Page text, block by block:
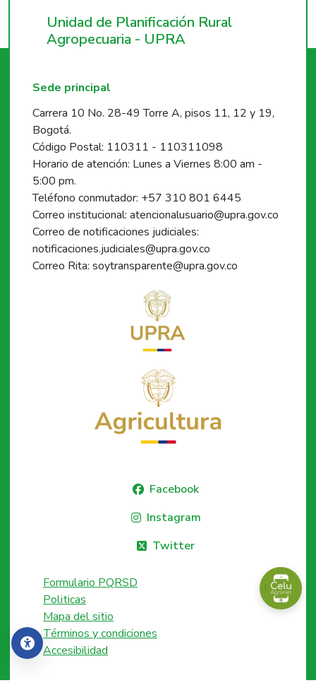
Accesibilidad
Unidad de Planificación Rural
Agropecuaria - UPRA
Sede principal
Carrera 10 No. 28-49 Torre A, pisos 11, 12 y 19,
Bogotá.
Código Postal: 110311 - 110311098
Horario de atención: Lunes a Viernes 8:00 am -
5:00 pm.
Teléfono conmutador: +57 310 801 6445
Correo institucional: atencionalusuario@upra.gov.co
Correo de notificaciones judiciales:
notificaciones.judiciales@upra.gov.co
Correo Rita: soytransparente@upra.gov.co
Facebook
Instagram
Twitter
Formulario PQRSD
Politicas
Mapa del sitio
Términos y condiciones
Accesibilidad